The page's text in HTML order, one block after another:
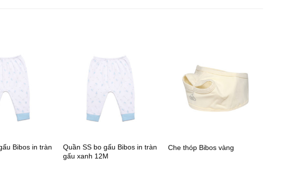
Bibos in tràn
Quần SS bo gấu Bibos in tràn
gấu xanh 12M
Che thóp Bibos vàng